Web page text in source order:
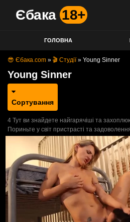
Єбака 18+
ГОЛОВНА
😎 Єбака.com » 🎬 Студії» Young Sinner
Young Sinner
Сортування
4 Тут ви знайдете найгарячіші та
Пориньте у світ пристрасті та